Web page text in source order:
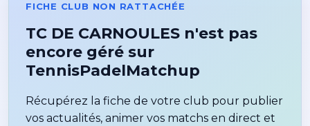
FICHE CLUB NON RATTACHÉE
TC DE CARNOULES n'est pas
encore géré sur
TennisPadelMatchup
Récupérez la fiche de votre club pour publier
vos actualités, animer vos matchs en direct et